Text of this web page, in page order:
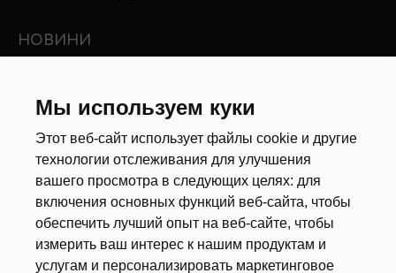
Мы используем куки
Этот веб-сайт использует файлы cookie и другие
технологии отслеживания для улучшения
вашего просмотра в следующих целях: для
включения основных функций веб-сайта, чтобы
обеспечить лучший опыт на веб-сайте, чтобы
измерить ваш интерес к нашим продуктам и
услугам и персонализировать маркетинговое
НОВИНИ
Інші новини
Анкета
Калькулятор дат
Документи